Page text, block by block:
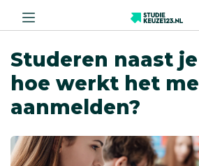
Studeren naast
hoe werkt het
aanmelden?